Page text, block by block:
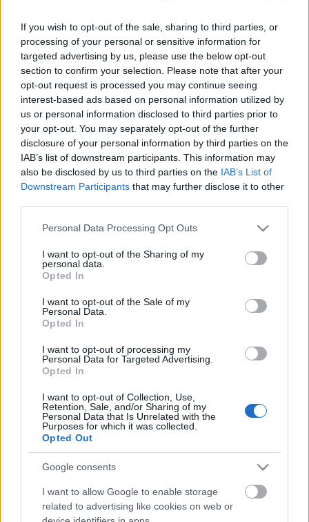
If you wish to opt-out of the sale, sharing to third parties, or
processing of your personal or sensitive information for
targeted advertising by us, please use the below opt-out
section to confirm your selection. Please note that after your
opt-out request is processed you may continue seeing
interest-based ads based on personal information utilized by
us or personal information disclosed to third parties prior to
your opt-out. You may separately opt-out of the further
disclosure of your personal information by third parties on the
IAB’s list of downstream participants. This information may
also be disclosed by us to third parties on the IAB’s List of
Downstream Participants that may further disclose it to other
Please note that this website/app uses one or more Google
not limited to your visit or usage behaviour. You may click to
grant or deny consent to Google and its third-party tags to
use your data for below specified purposes in below Google
consent section.
Personal Data Processing Opt Outs
I want to opt-out of the Sharing of my
personal data.
Opted In
I want to opt-out of the Sale of my
Personal Data.
Opted In
I want to opt-out of processing my
Personal Data for Targeted Advertising.
Opted In
I want to opt-out of Collection, Use,
Retention, Sale, and/or Sharing of my
Personal Data that Is Unrelated with the
Purposes for which it was collected.
Opted Out
Google consents
I want to allow Google to enable storage
related to advertising like cookies on web or
A III. Roma Hősök Nemzetközi Színházi Fesztiválon
négy roma társulat mutatkozott be kamaraszínházi
előadásokkal.
Hat nap alatt hat táncelőadás
Egerben
TörökÁkos•2019. szeptember 20.
Az Országos Stúdiószínházi Táncfesztivál
szeptember 25. és 29. között. kerül megrendezésre
az egri Gárdonyi Géza Színházban.
Négy bemutató a Centrál Színház új
évadában
Básti Juli és Stohl András indítja a bemutatók sorát.
koreai színház a Nemzetiben
TörökÁkos•2019. szeptember 18.
A dél-koreai előadói szcéna úttörői Budapesten
készül az évadra a budapesti Koreai Kulturális
Központ.